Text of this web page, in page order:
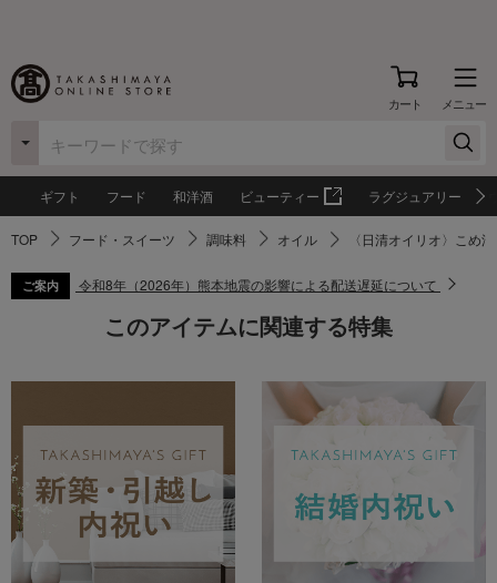
カート メニュー
ギフト フード 和洋酒 ビューティー ラグジュアリー
TOP フード・スイーツ 調味料 オイル 〈日清オイリオ〉こめ
ご案内 令和8年（2026年）熊本地震の影響による配送遅延について
このアイテムに関連する特集